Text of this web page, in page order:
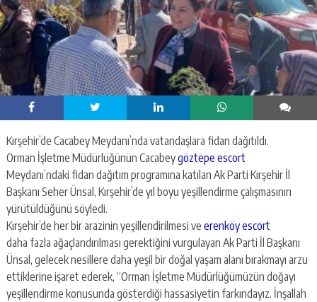
Kırşehir’de Cacabey Meydanı’nda vatandaşlara fidan dağıtıldı.
Orman İşletme Müdürlüğünün Cacabeygöztepe escort
Meydanı’ndaki fidan dağıtım programına katılan Ak Parti Kırşehir İl
Başkanı Seher Ünsal, Kırşehir’de yıl boyu yeşillendirme çalışmasının
yürütüldüğünü söyledi.
Kırşehir’de her bir arazinin yeşillendirilmesi ve erenköy escort
daha fazla ağaçlandırılması gerektiğini vurgulayan Ak Parti İl Başkanı
Ünsal, gelecek nesillere daha yeşil bir doğal yaşam alanı bırakmayı arzu
ettiklerine işaret ederek, “Orman İşletme Müdürlüğümüzün doğayı
yeşillendirme konusunda gösterdiği hassasiyetin farkındayız. İnşallah